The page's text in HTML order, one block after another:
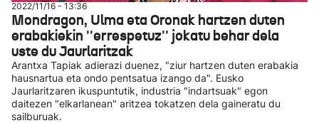
2022/11/16 - 13:36
Mondragon, Ulma eta Oronak hartzen duten
erabakiekin ''errespetuz'' jokatu behar dela
uste du Jaurlaritzak
Arantxa Tapiak adierazi duenez, "ziur hartzen duten erabakia
hausnartua eta ondo pentsatua izango da". Eusko
Jaurlaritzaren ikuspuntutik, industria "indartsuak" egon
daitezen "elkarlanean" aritzea tokatzen dela gaineratu du
sailburuak.